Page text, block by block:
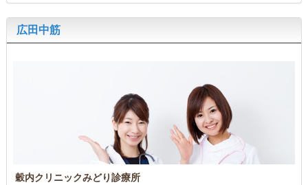
広田中筋
穀内クリニックみどり診療所